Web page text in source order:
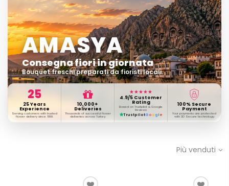
AMASYA
Consegna fiori in giornata
Bouquet freschi preparati da fioristi locali.
25
25 Years
Experience
Serving customers with trusted
flower delivery since 1999.
10,000+
Deliveries
Thousands of successful flower
deliveries across Turkey.
★★★★★
4.9/5 Customer
Rating
Based on Trustpilot & Google
Reviews
TrustpilotG o o g l e
100% Secure
Payment
Your payments are protected
with 3D Secure technology.
Più venduti